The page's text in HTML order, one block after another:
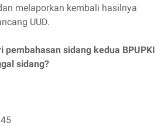
melaporkan kembali hasilnya
UUD.
pembahasan sidang kedua BPUPKI
sidang?